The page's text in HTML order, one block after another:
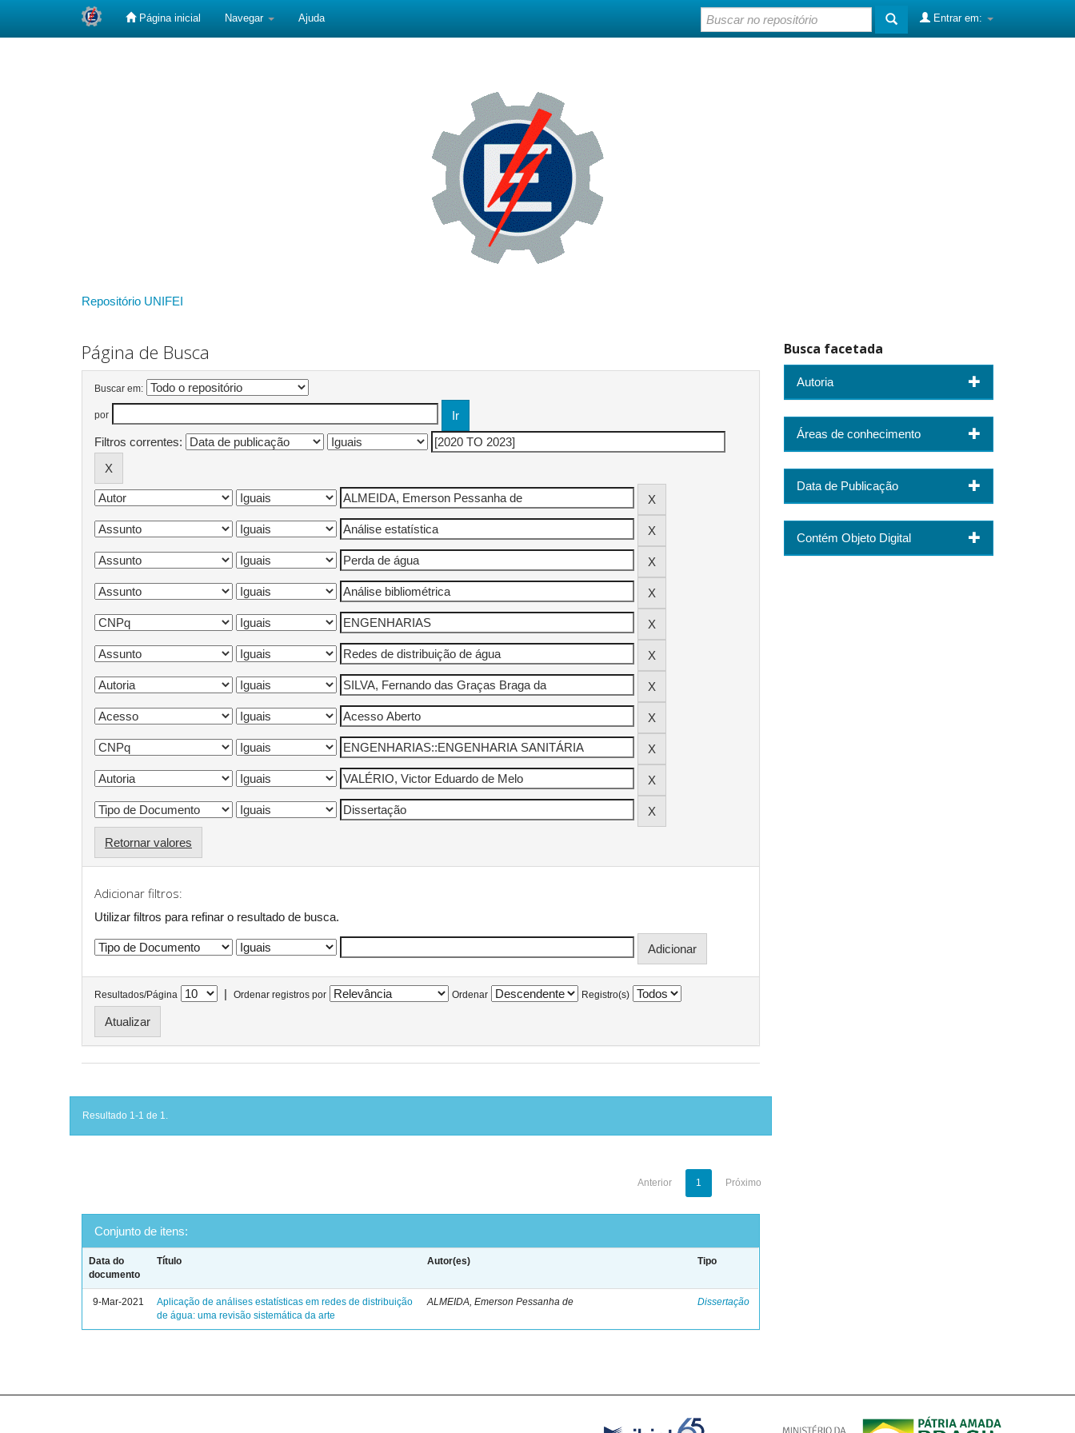
Página inicial Navegar Ajuda Entrar em:
Repositório UNIFEI
Página de Busca
Buscar em:
por
Filtros correntes:
Retornar valores
Adicionar filtros:
Utilizar filtros para refinar o resultado de busca.
Resultados/Página | Ordenar registros por Ordenar Registro(s)
Resultado 1-1 de 1.
Anterior 1 Próximo
Conjunto de itens:
Data do
documento
Título Autor(es) Tipo
9-Mar-2021
Aplicação de análises estatísticas em redes de distribuição
de água: uma revisão sistemática da arte
ALMEIDA, Emerson Pessanha de Dissertação
Busca facetada
Autoria
Áreas de conhecimento
Data de Publicação
Contém Objeto Digital